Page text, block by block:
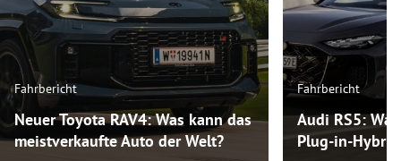
Fahrbericht
Neuer Toyota RAV4: Was kann das
meistverkaufte Auto der Welt?
Fahrbericht
Audi RS5:
Plug-in-